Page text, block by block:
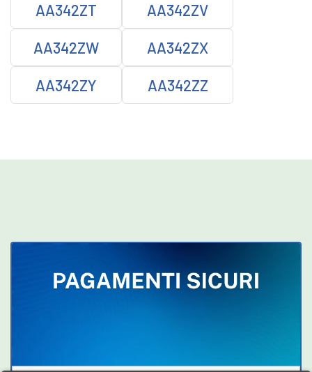
AA342ZT AA342ZV
AA342ZW AA342ZX
AA342ZY AA342ZZ